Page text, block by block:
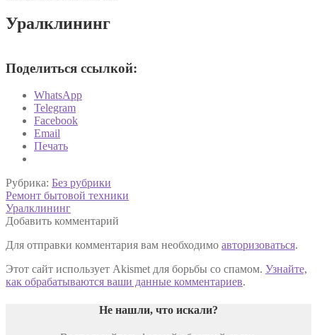
Уралклининг
Поделиться ссылкой:
WhatsApp
Telegram
Facebook
Email
Печать
Рубрика: Без рубрики
Навигация
по
записям
Предыдущая
запись:
Ремонт бытовой техники
Следующая
запись:
Уралклининг
Добавить комментарий
Для отправки комментария вам необходимо авторизоваться.
Этот сайт использует Akismet для борьбы со спамом. Узнайте,
как обрабатываются ваши данные комментариев.
Не нашли, что искали?